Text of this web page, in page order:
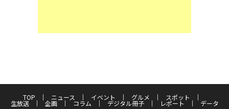
TOP ニュース イベント グルメ スポット
生放送 企画 コラム デジタル冊子 レポート データ